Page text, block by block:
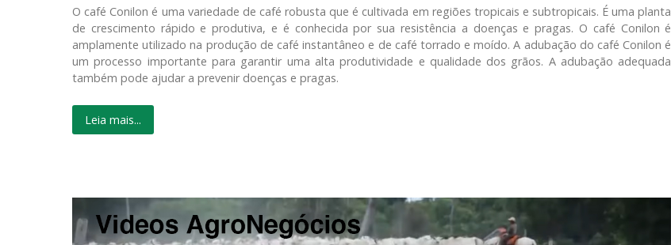
O café Conilon é uma variedade de café robusta que é cultivada em regiões tropicais e subtropicais. É uma planta
de crescimento rápido e produtiva, e é conhecida por sua resistência a doenças e pragas. O café Conilon é
amplamente utilizado na produção de café instantâneo e de café torrado e moído. A adubação do café Conilon é
um processo importante para garantir uma alta produtividade e qualidade dos grãos. A adubação adequada
também pode ajudar a prevenir doenças e pragas.
Leia mais...